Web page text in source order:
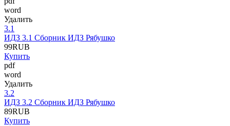
word
Удалить
3.1
ИДЗ 3.1 Сборник ИДЗ Рябушко
99RUB
Купить
pdf
word
Удалить
3.2
ИДЗ 3.2 Сборник ИДЗ Рябушко
89RUB
Купить